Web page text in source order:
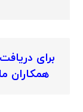
برای
همکاران